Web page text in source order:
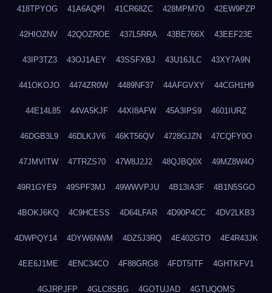
418TPYOG 41A6AQPI 41CR68ZC 428MPM7O 42EW9PZP
42HIOZNV 42QOZROE 437L5RRA 43BE766X 43EEF23E
43IP3TZ3 43OJ1AEY 43SSFXBJ 43U16JLC 43XY7A9N
441OKOJO 4474ZR0W 4489NF37 44AFGVXY 44CGH1H9
44E14L85 44VA5KJF 44XI8AFW 45A3IPS9 4601IURZ
46DGB3L9 46DLKJV6 46KT56QV 4728GJZN 47CQFY0O
47JMVITW 47TRZS70 47W8J2J2 48QJBQ0X 49MZ8W4O
49R1GYE9 49SPF3MJ 49WWVPJU 4B13IA3F 4B1N5SGO
4BOKJ6KQ 4C9HCESS 4D64LFAR 4D90P4CC 4DV2LKB3
4DWPQY14 4DYW6NWM 4DZ5J3RQ 4E402GTO 4E4R43JK
4EE6J1ME 4ENC34CO 4F88GRG8 4FDT5ITF 4GHTKFV1
4GJRPJFP 4GLC8SBG 4GOTUJAD 4GTUQOMS